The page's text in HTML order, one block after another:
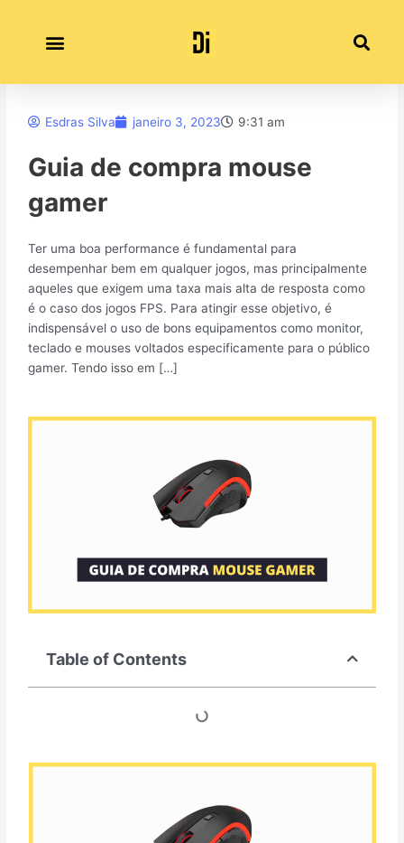
Esdras Silva janeiro 3, 2023 9:31 am
Guia de compra mouse
gamer
Ter uma boa performance é fundamental para
desempenhar bem em qualquer jogos, mas principalmente
aqueles que exigem uma taxa mais alta de resposta como
é o caso dos jogos FPS. Para atingir esse objetivo, é
indispensável o uso de bons equipamentos como monitor,
teclado e mouses voltados especificamente para o público
gamer. Tendo isso em […]
Table of Contents